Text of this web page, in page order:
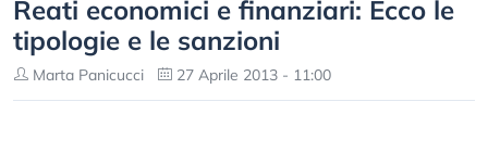
Reati economici e finanziari: Ecco le
tipologie e le sanzioni
Marta Panicucci 27 Aprile 2013 - 11:00